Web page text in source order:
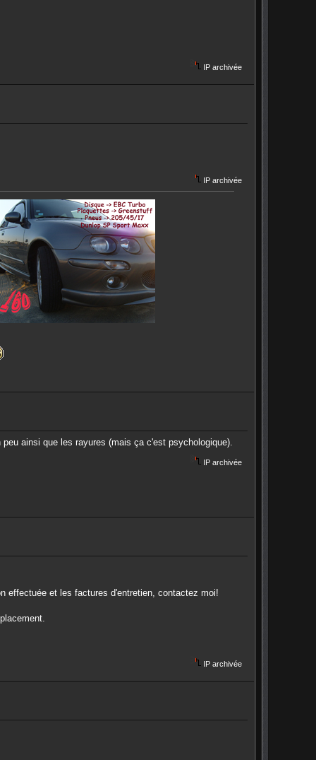
IP archivée
IP archivée
ainsi que les rayures (mais ça c'est psychologique).
IP archivée
effectuée et les factures d'entretien, contactez moi!
IP archivée